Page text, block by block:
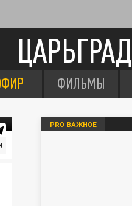
ЦАРЬГРАД
ФИЛЬМЫ
PRO ВАЖНОЕ